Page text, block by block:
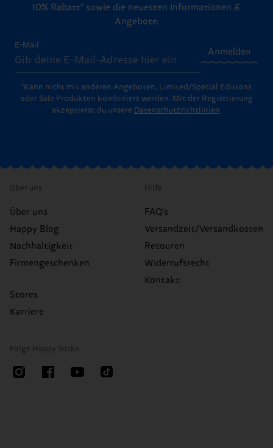
10% Rabatt* sowie die neuesten Informationen &
Angebote.
E-Mail
Anmelden
*Kann nicht mit anderen Angeboten, Limited/Special Editions
oder Sale Produkten kombiniert werden. Mit der Registrierung
akzeptierst du unsere Datenschutzrichtlinien.
Über uns
Über uns
Happy Blog
Nachhaltigkeit
Firmengeschenken
Stores
Karriere
Hilfe
FAQ's
Versandzeit/Versandkosten
Retouren
Widerrufsrecht
Kontakt
Folge Happy Socks